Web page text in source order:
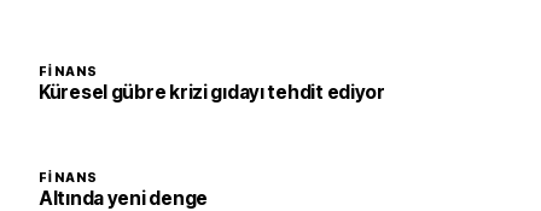
FINANS
Küresel gübre krizi gıdayı tehdit ediyor
FINANS
Altında yeni denge